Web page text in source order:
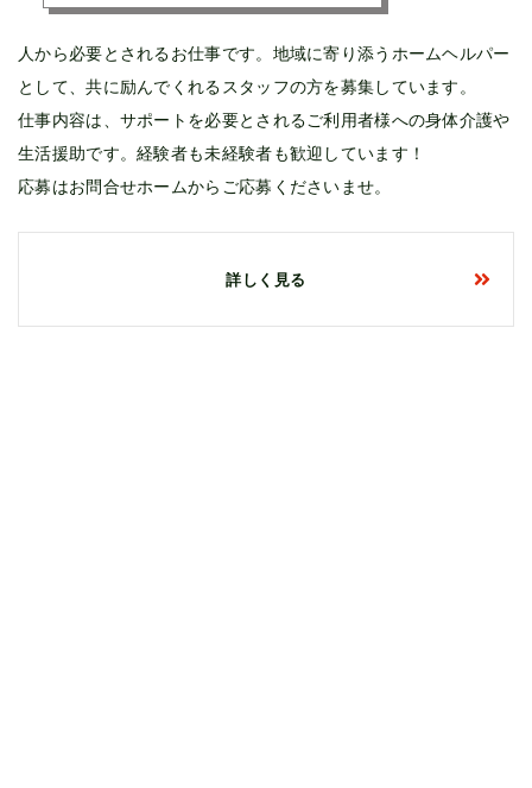
人から必要とされるお仕事です。地域に寄り添うホームヘルパー
として、共に励んでくれるスタッフの方を募集しています。
仕事内容は、サポートを必要とされるご利用者様への身体介護や
生活援助です。経験者も未経験者も歓迎しています！
応募はお問合せホームからご応募くださいませ。
詳しく見る